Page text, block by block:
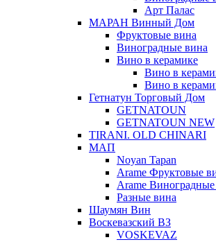
Арт Палас
МАРАН Винный Дом
Фруктовые вина
Виноградные вина
Вино в керамике
Вино в
Вино в
Гетнатун Торговый Дом
GETNATOUN
GETNATOUN NEW
TIRANI. OLD CHINARI
МАП
Noyan Tapan
Arame Фруктовые
Arame
Разные вина
Шаумян Вин
Воскевазский ВЗ
VOSKEVAZ